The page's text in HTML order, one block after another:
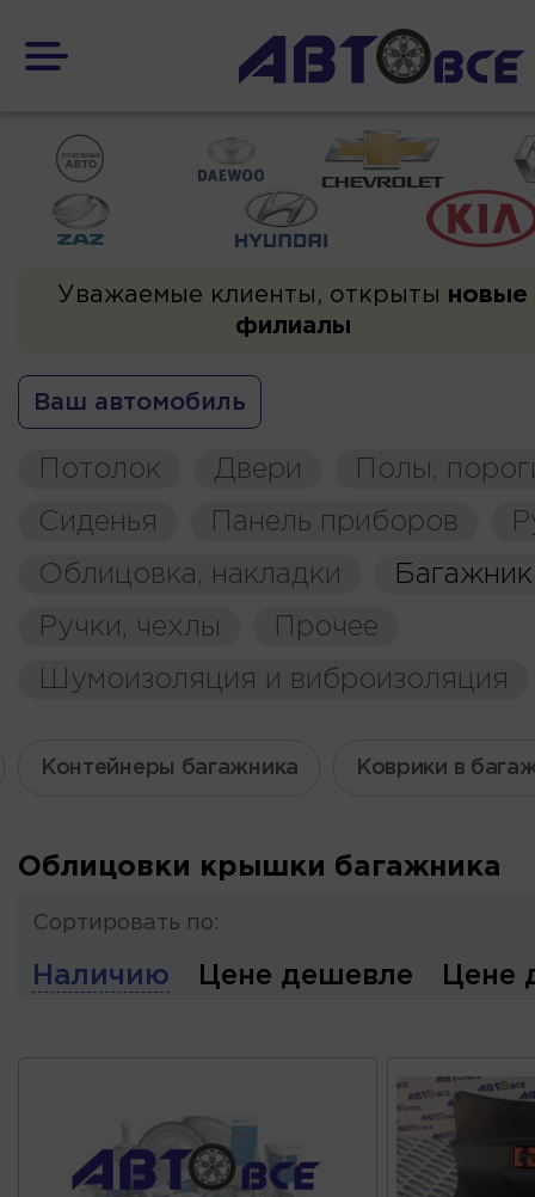
Уважаемые клиенты, открыты новые
филиалы
Ваш автомобиль
Потолок Двери
Полы,
Сиденья
Панель приборов
Облицовка, накладки
Багажник
Ручки, чехлы
Прочее
Шумоизоляция и виброизоляция
Контейнеры багажника Коврики в
Облицовки крышки багажника
Сортировать по:
Наличию Цене дешевле Цене